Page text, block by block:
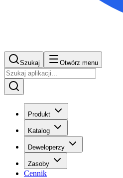
Szukaj Otwórz menu
Produkt
Katalog
Deweloperzy
Zasoby
Cennik